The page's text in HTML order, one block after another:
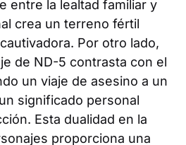
entre la lealtad familiar y
crea un terreno fértil
Por otro lado,
de ND-5 contrasta con el
un viaje de asesino a un
significado personal
Esta dualidad en la
proporciona una